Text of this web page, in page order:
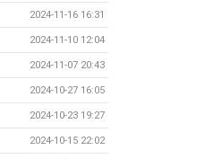
2024-11-16 16:31
2024-11-10 12:04
2024-11-07 20:43
2024-10-27 16:05
2024-10-23 19:27
2024-10-15 22:02